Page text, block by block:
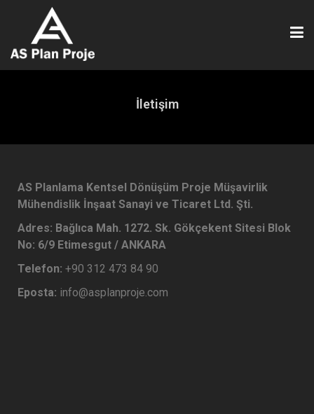
İletişim
AS Planlama Kentsel Dönüşüm Proje Müşavirlik
Mühendislik İnşaat Sanayi ve Ticaret Ltd. Şti.
Adres: Bağlıca Mah. 1272. Sk. Gökçekent Sitesi Blok
No: 6/9 Etimesgut / ANKARA
Telefon: +90 312 473 84 90
Eposta: info@asplanproje.com